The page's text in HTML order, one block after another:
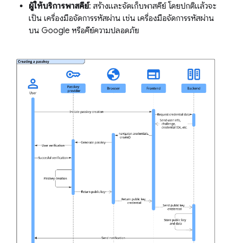
ผู้ให้บริการพาสคีย์: สร้างและจัดเก็บพาสคีย์ โดยปกติแล้วจะ
เป็น เครื่องมือจัดการรหัสผ่าน เช่น เครื่องมือจัดการรหัสผ่าน
บน Google หรือคีย์ความปลอดภัย